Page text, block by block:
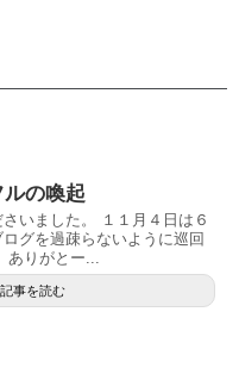
の喚起
いました。 １１月４日は６
グを過疎らないように巡回
ありがとー...
記事を読む